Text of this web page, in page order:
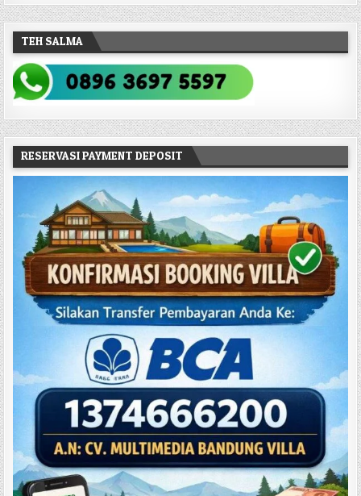
TEH SALMA
RESERVASI PAYMENT DEPOSIT